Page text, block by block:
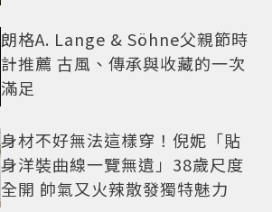
朗格A. Lange & Söhne父親節時
計推薦 古風、傳承與收藏的一次
滿足
身材不好無法這樣穿！倪妮「貼
身洋裝曲線一覽無遺」38歲尺度
全開 帥氣又火辣散發獨特魅力